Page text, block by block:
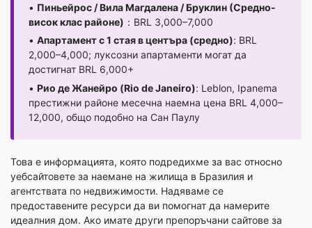
• Пиньейрос / Вила Магдалена / Бруклин (Средно-
висок клас районе) ：BRL 3,000–7,000
• Апартамент с 1 стая в центъра (средно): BRL
2,000–4,000; луксозни апартаменти могат да
достигнат BRL 6,000+
• Рио де Жанейро (Rio de Janeiro): Leblon, Ipanema
престижни районе месечна наемна цена BRL 4,000–
12,000, общо подобно на Сан Паулу
Това е информацията, която подредихме за вас относно
уебсайтовете за наемане на жилища в Бразилия и
агентствата по недвижимости. Надяваме се
предоставените ресурси да ви помогнат да намерите
идеалния дом. Ако имате други препоръчани сайтове за